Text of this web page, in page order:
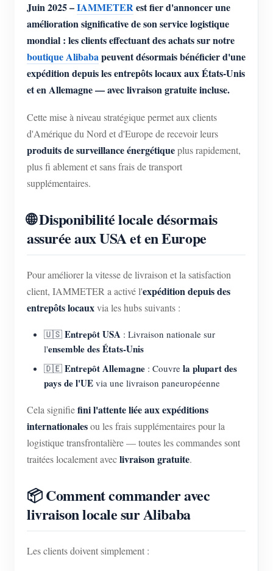
Juin 2025 –IAMMETERest fier d'annoncer une
amélioration significative de son service logistique
mondial : les clients effectuant des achats sur notre
boutique Alibabapeuvent désormais bénéficier d'une
expédition depuis les entrepôts locaux aux États-Unis
et en Allemagne — avec livraison gratuite incluse.
Cette mise à niveau stratégique permet aux clients
d'Amérique du Nord et d'Europe de recevoir leurs
produits de surveillance énergétiqueplus rapidement,
plus fi ablement et sans frais de transport
supplémentaires.
🌐 Disponibilité locale désormais
assurée aux USA et en Europe
Pour améliorer la vitesse de livraison et la satisfaction
client, IAMMETER a activé l'expédition depuis des
entrepôts locauxvia les hubs suivants :
🇺🇸 Entrepôt USA : Livraison nationale sur
l'ensemble des États-Unis
🇩🇪 Entrepôt Allemagne : Couvre la plupart des
pays de l'UE via une livraison paneuropéenne
Cela signifiefini l'attente liée aux expéditions
internationalesou les frais supplémentaires pour la
logistique transfrontalière — toutes les commandes sont
traitées localement aveclivraison gratuite.
📦 Comment commander avec
livraison locale sur Alibaba
Les clients doivent simplement :